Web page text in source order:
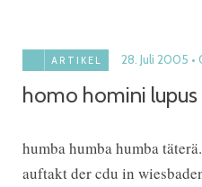
ARTIKEL 28. Juli 2005
homo homini lupus
humba humba humba
auftakt der cdu in